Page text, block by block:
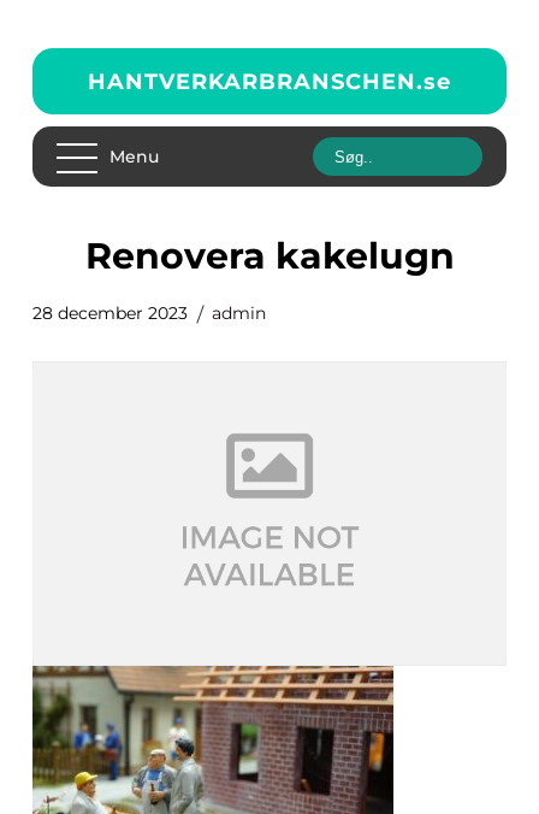
HANTVERKARBRANSCHEN.se
Menu
renovera kakelugn
28 december 2023 admin